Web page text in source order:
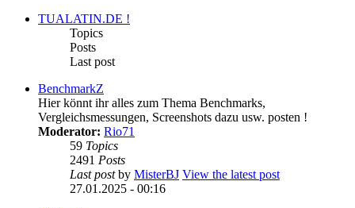
TUALATIN.DE !
Topics
Posts
Last post
BenchmarkZ
Hier könnt ihr alles zum Thema Benchmarks,
Vergleichsmessungen, Screenshots dazu usw. posten !
Moderator: Rio71
59 Topics
2491 Posts
Last postby MisterBJ View the latest post
27.01.2025 - 00:16